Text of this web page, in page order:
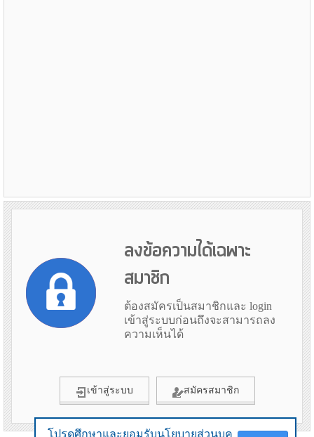
โปรดศึกษาและยอมรับนโยบายส่วนบุค
ลงข้อความได้เฉพาะ
สมาชิก
ต้องสมัครเป็นสมาชิกและ login
เข้าสู่ระบบก่อนถึงจะสามารถลง
ความเห็นได้
เข้าสู่ระบบ สมัครสมาชิก
โปรดศึกษาและยอมรับนโยบายส่วนบุค